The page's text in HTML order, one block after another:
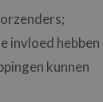
invloed hebben
kunnen